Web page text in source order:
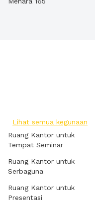
Lihat semua kegunaan
Ruang Kantor untuk
Tempat Seminar
Ruang Kantor untuk
Serbaguna
Ruang Kantor untuk
Presentasi